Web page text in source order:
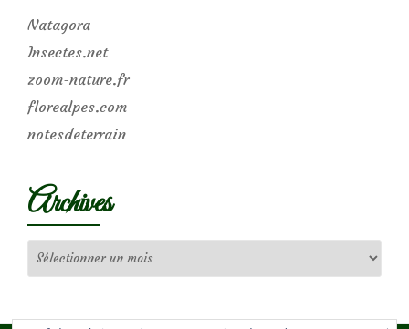
Natagora
Insectes.net
zoom-nature.fr
florealpes.com
notesdeterrain
Archives